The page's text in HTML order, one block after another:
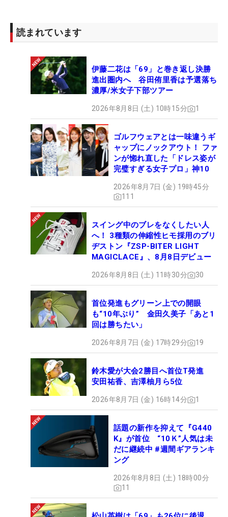
読まれています
伊藤二花は「69」と巻き返し決勝
進出圏内へ 谷田侑里香は予選落ち
濃厚/米女子下部ツアー
2026年8月8日 (土) 10時15分 1
ゴルフウェアとは一味違うギ
ャップにノックアウト！ ファ
ンが惚れ直した「ドレス姿が
完璧すぎる女子プロ」神10
2026年8月7日 (金) 19時45分
111
スイング中のブレをなくしたい人
へ！ 3種類の伸縮性ヒモ採用のブリ
ヂストン『ZSP-BITER LIGHT
MAGICLACE』、8月8日デビュー
2026年8月8日 (土) 11時30分 30
首位発進もグリーン上での開眼
も“10年ぶり” 金田久美子「あと1
回は勝ちたい」
2026年8月7日 (金) 17時29分 19
鈴木愛が大会2勝目へ首位T発進
安田祐香、吉澤柚月ら5位
2026年8月7日 (金) 16時14分 1
話題の新作を抑えて『G440
K』が首位 “10Ｋ”人気は未
だに継続中 #週間ギアランキ
ング
2026年8月8日 (土) 18時00分
11